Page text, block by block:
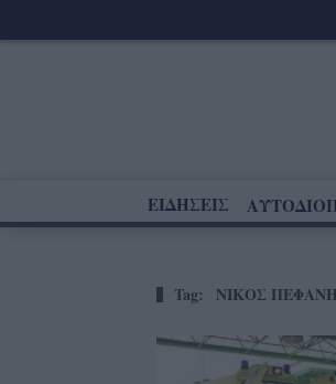
ΕΙΔΗΣΕΙΣ
Tag: ΝΙΚΟΣ